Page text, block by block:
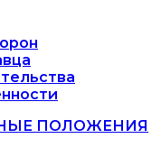
ПОЛОЖЕНИЯ